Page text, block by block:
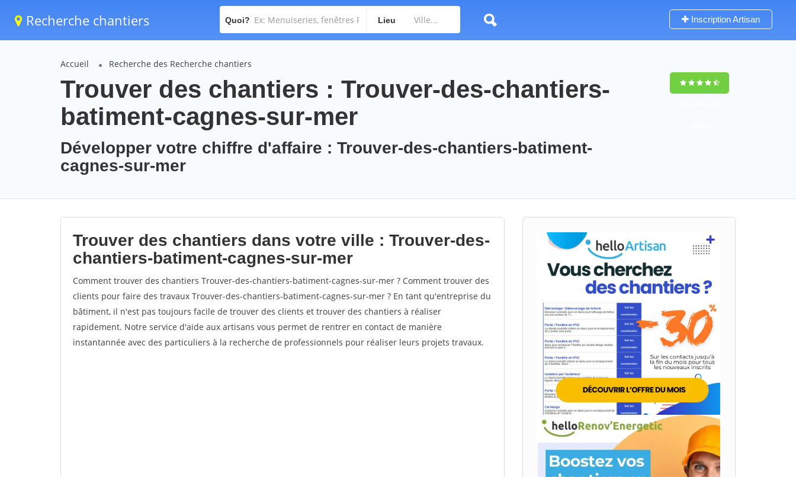
Recherche chantiers Quoi? Lieu Inscription Artisan
Accueil Recherche des Recherche chantiers
Trouver des chantiers : Trouver-des-chantiers-
batiment-cagnes-sur-mer
Développer votre chiffre d'affaire : Trouver-des-chantiers-batiment-
cagnes-sur-mer
Trouver des chantiers dans votre ville : Trouver-des-
chantiers-batiment-cagnes-sur-mer
Comment trouver des chantiers Trouver-des-chantiers-batiment-cagnes-sur-mer ? Comment trouver des
clients pour faire des travaux Trouver-des-chantiers-batiment-cagnes-sur-mer ? En tant qu'entreprise du
bâtiment, il n'est pas toujours facile de trouver des clients et trouver des chantiers à réaliser
rapidement. Notre service d'aide aux artisans vous permet de rentrer en contact de manière
instantannée avec des particuliers à la recherche de professionnels pour réaliser leurs projets travaux.